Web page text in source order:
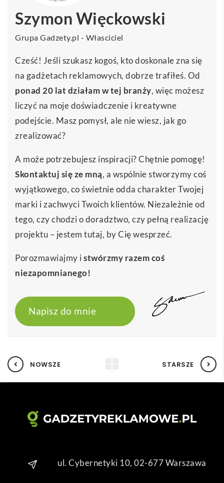
Szymon Więckowski
Grupa Gadzety.pl - Własciciel
Cześć! Jeśli szukasz kogoś, kto doskonale zna się
na gadżetach reklamowych, dobrze trafiłeś. Od
ponad 20 lat działam w tej branży, więc możesz
liczyć na moje doświadczenie i kreatywne
podejście. Masz pomysł, ale nie wiesz, jak go
zrealizować?
A może potrzebujesz inspiracji? Chętnie pomogę!
Skontaktuj się ze mną, a wspólnie stworzymy coś
wyjątkowego, co świetnie odda charakter Twojej
marki i zachwyci Twoich klientów. Niezależnie od
tego, czy chodzi o doradztwo, czy pełną realizację
projektu – jestem tutaj, by Cię wesprzeć.
Porozmawiajmy istwórzmy razem coś
niezapomnianego!
Napisz do mnie
NOWSZE STARSZE
ul. Cybernetyki 10, 02-677 Warszawa